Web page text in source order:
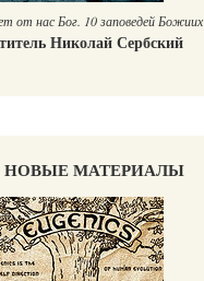
от нас Бог. 10 заповедей Божиих
Николай Сербский
НОВЫЕ МАТЕРИАЛЫ